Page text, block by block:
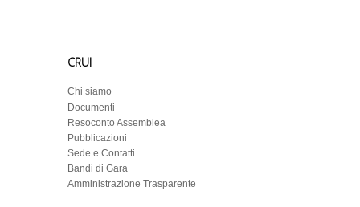
CRUI
Chi siamo
Documenti
Resoconto Assemblea
Pubblicazioni
Sede e Contatti
Bandi di Gara
Amministrazione Trasparente